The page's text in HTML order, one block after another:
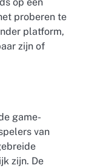
proberen te
platform,
zijn of
game-
van
zijn. De